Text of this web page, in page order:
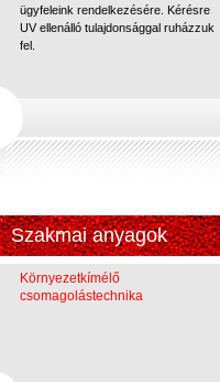
ügyfeleink rendelkezésére. Kérésre
UV ellenálló tulajdonsággal ruházzuk
fel.
Szakmai anyagok
Környezetkímélő
csomagolástechnika